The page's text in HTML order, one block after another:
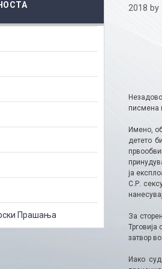
2018 by
писмена
Имено,
детето
ја
С.Р.
За
затвор
Иако
Прашања